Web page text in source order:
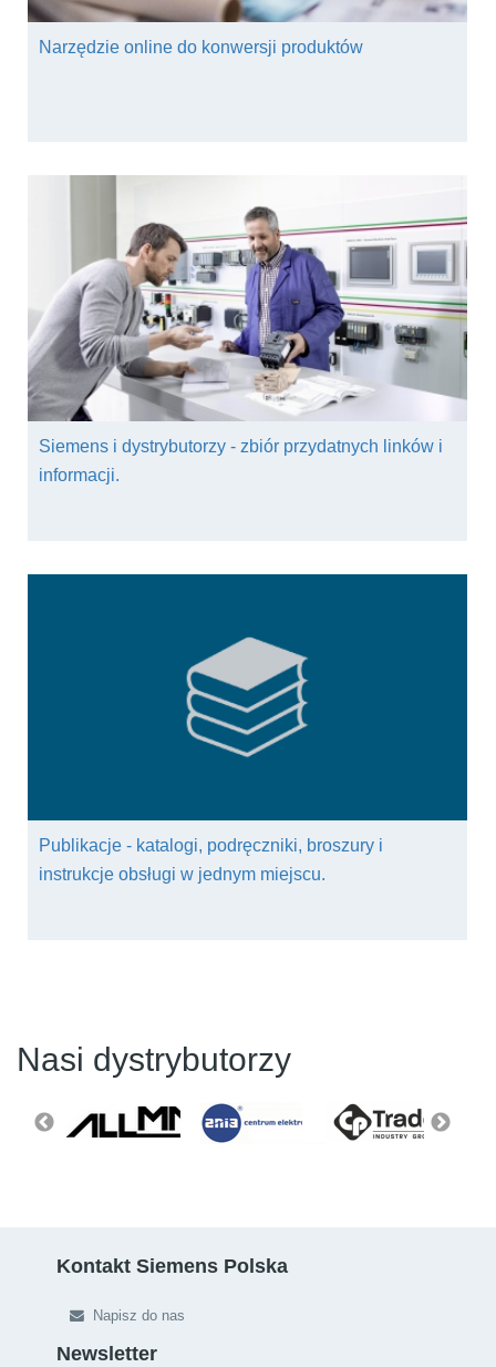
Narzędzie online do konwersji produktów
Siemens i dystrybutorzy - zbiór przydatnych linków i
informacji.
Publikacje - katalogi, podręczniki, broszury i
instrukcje obsługi w jednym miejscu.
Nasi dystrybutorzy
Kontakt Siemens Polska
Napisz do nas
Newsletter